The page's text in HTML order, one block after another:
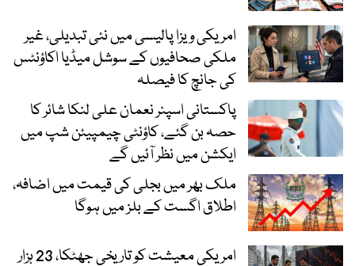
امریکی ویزا پالیسی میں نئی تبدیلی، غیر
ملکی صحافیوں کے سوشل میڈیا اکاؤنٹس
کی جانچ کا فیصلہ
پاکستانی اسپنر نعمان علی لنکا شائر کا
حصہ بن گئے، کاؤنٹی چیمپیئن شپ میں
ایکشن میں نظر آئیں گے
ملک بھر میں بجلی کی قیمت میں اضافہ،
اطلاق اگست کے بلز میں ہوگا
امریکی معیشت کو تاریخی جھٹکا، 23 ہزار